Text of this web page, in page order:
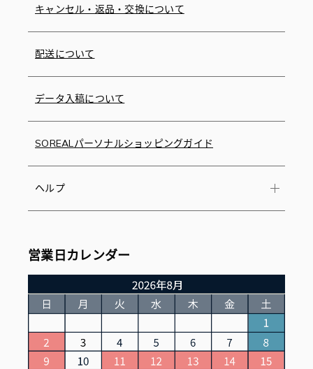
キャンセル・返品・交換について
配送について
データ入稿について
SOREALパーソナルショッピングガイド
ヘルプ
営業日カレンダー